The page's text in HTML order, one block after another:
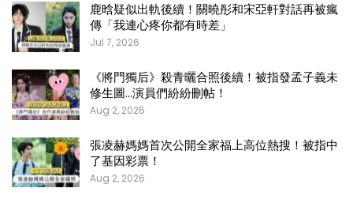
鹿晗疑似出軌後續！關曉彤和宋亞軒對話再被瘋
傳「我連心疼你都有時差」
Jul 7, 2026
《將門獨后》殺青曬合照後續！被指發孟子義未
修生圖…演員們紛紛刪帖！
Aug 2, 2026
張凌赫媽媽首次公開全家福上高位熱搜！被指中
了基因彩票！
Aug 2, 2026